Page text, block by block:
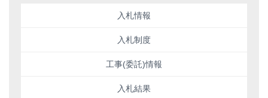
入札情報
入札制度
工事(委託)情報
入札結果